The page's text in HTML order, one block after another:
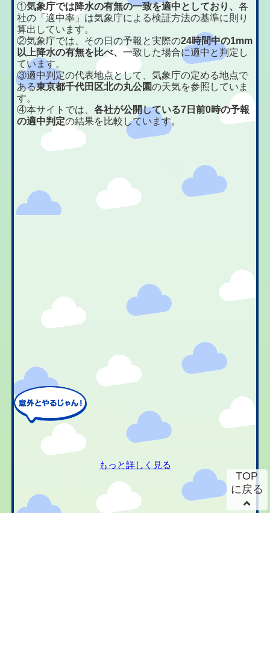
①気象庁では降水の有無の一致を適中としており、各
社の「適中率」は気象庁による検証方法の基準に則り
算出しています。
②気象庁では、その日の予報と実際の24時間中の1mm
以上降水の有無を比べ、一致した場合に適中と判定し
ています。
③適中判定の代表地点として、気象庁の定める地点で
ある東京都千代田区北の丸公園の天気を参照していま
す。
④本サイトでは、各社が公開している7日前0時の予報
の適中判定の結果を比較しています。
もっと詳しく見る
TOP
に戻る